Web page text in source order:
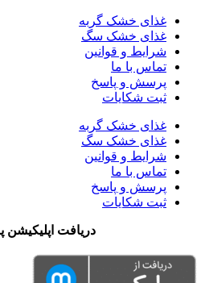
غذای خشک گربه
غذای خشک سگ
شرایط و قوانین
تماس با ما
پرسش و پاسخ
ثبت شکایات
غذای خشک گربه
غذای خشک سگ
شرایط و قوانین
تماس با ما
پرسش و پاسخ
ثبت شکایات
دریافت